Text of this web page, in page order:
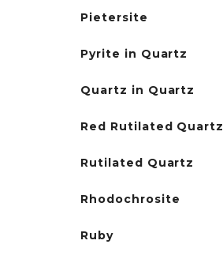
Pietersite
Pyrite in Quartz
Quartz in Quartz
Red Rutilated Quartz
Rutilated Quartz
Rhodochrosite
Ruby